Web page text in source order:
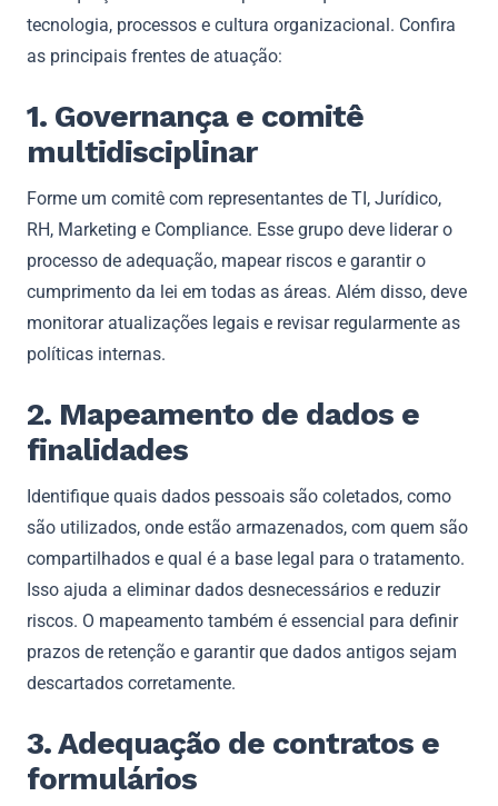
tecnologia, processos e cultura organizacional. Confira
as principais frentes de atuação:
1. Governança e comitê
multidisciplinar
Forme um comitê com representantes de TI, Jurídico,
RH, Marketing e Compliance. Esse grupo deve liderar o
processo de adequação, mapear riscos e garantir o
cumprimento da lei em todas as áreas. Além disso, deve
monitorar atualizações legais e revisar regularmente as
políticas internas.
2. Mapeamento de dados e
finalidades
Identifique quais dados pessoais são coletados, como
são utilizados, onde estão armazenados, com quem são
compartilhados e qual é a base legal para o tratamento.
Isso ajuda a eliminar dados desnecessários e reduzir
riscos. O mapeamento também é essencial para definir
prazos de retenção e garantir que dados antigos sejam
descartados corretamente.
3. Adequação de contratos e
formulários